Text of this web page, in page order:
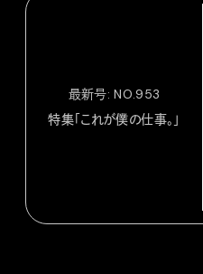
最新号: NO.953
特集「これが僕の仕事。」